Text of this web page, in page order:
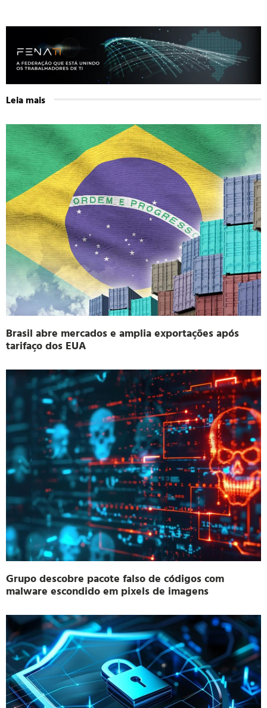
Leia mais
Brasil abre mercados e amplia exportações após
tarifaço dos EUA
Grupo descobre pacote falso de códigos com
malware escondido em pixels de imagens